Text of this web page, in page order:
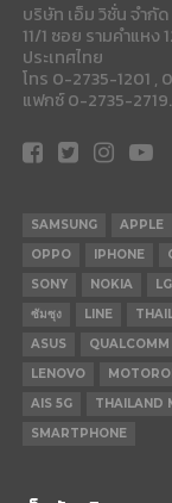
บริษัท เอ็ม วิชั่น จำกั
11/1 ซอย รามคำแหง
ประเทศไทย
โทร 0-2735-1201 ,
แฟกซ์ 0-2735-2719.
SAMSUNG APPLE
OPPO
IPHONE
SONY
NOKIA LG
ซัมซุง
LINE
ASUS
QUALCOMM
LENOVO
AIS 5G
THAILAND
SMARTPHONE